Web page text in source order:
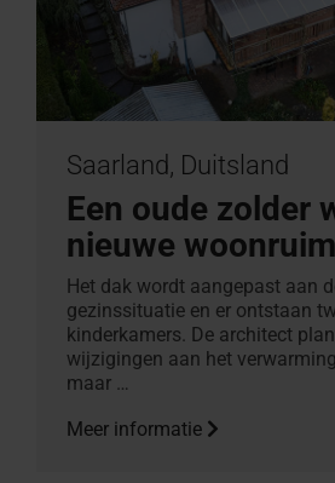
Saarland, Duitsland
Een oude zolder
nieuwe
Het dak wordt aangepast aan
gezinssituatie en er ontstaan
kinderkamers. De architect
wijzigingen aan het
maar …
Meer informatie